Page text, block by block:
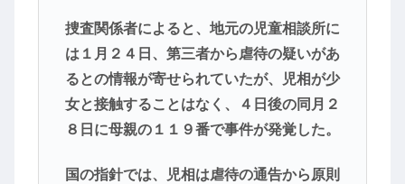
捜査関係者によると、地元の児童相談所に
は１月２４日、第三者から虐待の疑いがあ
るとの情報が寄せられていたが、児相が少
女と接触することはなく、４日後の同月２
８日に母親の１１９番で事件が発覚した。
国の指針では、児相は虐待の通告から原則